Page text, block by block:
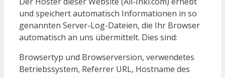
und speichert automatisch Informationen in so
genannten Server-Log-Dateien, die Ihr Browser
automatisch an uns übermittelt. Dies sind:
Browsertyp und Browserversion, verwendetes
Betriebssystem, Referrer URL, Hostname des